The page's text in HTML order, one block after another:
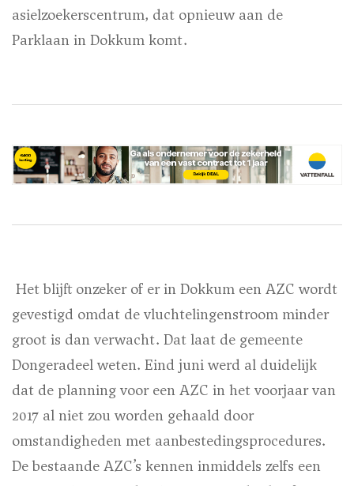
asielzoekerscentrum, dat opnieuw aan de
Parklaan in Dokkum komt.
Het blijft onzeker of er in Dokkum een AZC wordt
gevestigd omdat de vluchtelingenstroom minder
groot is dan verwacht. Dat laat de gemeente
Dongeradeel weten. Eind juni werd al duidelijk
dat de planning voor een AZC in het voorjaar van
2017 al niet zou worden gehaald door
omstandigheden met aanbestedingsprocedures.
De bestaande AZC’s kennen inmiddels zelfs een